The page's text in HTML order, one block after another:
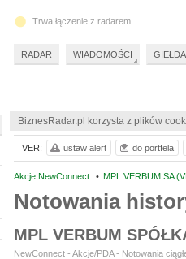
BiznesRadar.pl korzysta z plików
Akcje NewConnect • MPL VERBUM SA
Notowania
MPL VERBUM
NewConnect - Akcje/PDA - Notowania
VER: ustaw alert do portfela
10
Trwa łączenie z radarem
RADAR WIADOMOŚCI GIEŁDA